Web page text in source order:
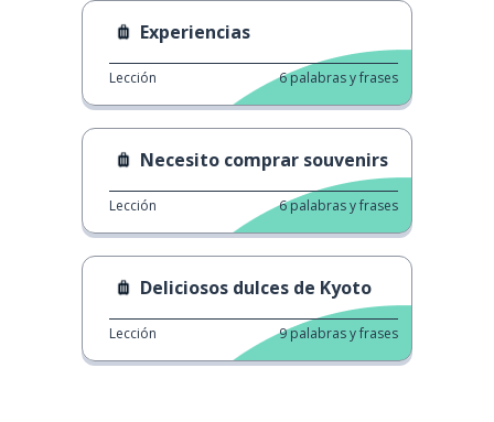
Experiencias
Lección 6palabras y frases
Necesito comprar souvenirs
Lección 6palabras y frases
Deliciosos dulces de Kyoto
Lección 9palabras y frases